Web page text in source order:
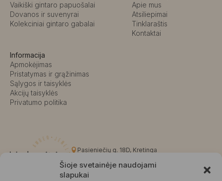
Šioje svetainėje naudojami
slapukai
Vaikiški gintaro papuošalai
Dovanos ir suvenyrai
Kolekciniai gintaro gabalai
Apie mus
Atsiliepimai
Tinklaraštis
Kontaktai
Informacija
Apmokėjimas
Pristatymas ir grąžinimas
Sąlygos ir taisyklės
Akcijų taisyklės
Privatumo politika
Pasieniečių g. 18D, Kretinga
info@kalvaite.lt